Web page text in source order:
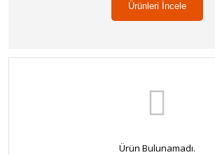
Ürünleri İncele
Ürün Bulunamadı.